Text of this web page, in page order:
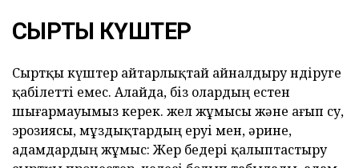
СЫРТҚЫ КҮШТЕР
Сыртқы күштер айтарлықтай айналдыру өндіруге
қабілетті емес. Алайда, біз олардың естен
шығармауымыз керек. жел жұмысы және ағып су,
эрозиясы, мұздықтардың еруі мен, әрине,
адамдардың жұмыс: Жер бедері қалыптастыру